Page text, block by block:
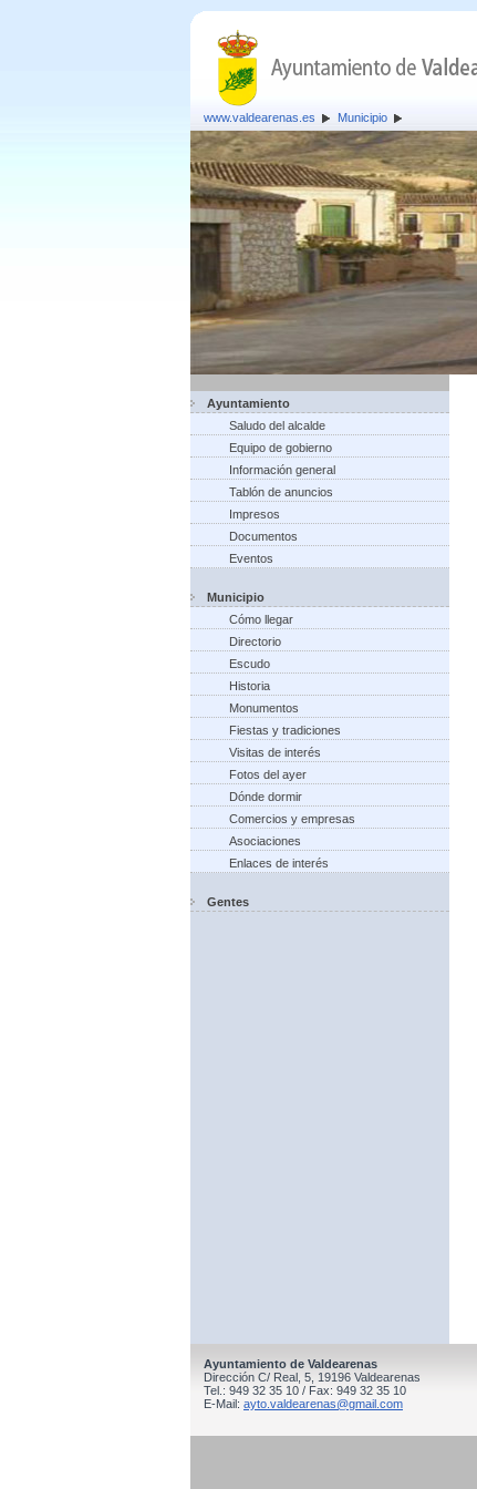
www.valdearenas.es Municipio
Ayuntamiento
Saludo del alcalde
Equipo de gobierno
Información general
Tablón de anuncios
Impresos
Documentos
Eventos
Municipio
Cómo llegar
Directorio
Escudo
Historia
Monumentos
Fiestas y tradiciones
Visitas de interés
Fotos del ayer
Dónde dormir
Comercios y empresas
Asociaciones
Enlaces de interés
Gentes
Ayuntamiento de Valdearenas
Dirección C/ Real, 5, 19196 Valdearenas
Tel.: 949 32 35 10 / Fax: 949 32 35 10
E-Mail: ayto.valdearenas@gmail.com